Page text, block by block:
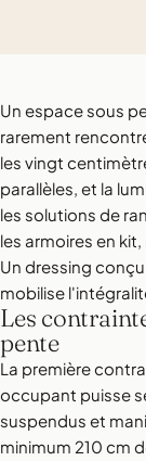
Un espace sous
rarement
les vingt
parallèles, et la
les solutions de
les armoires en
Un dressing
mobilise
Les
pente
La première
occupant puisse
suspendus et
minimum 210 cm